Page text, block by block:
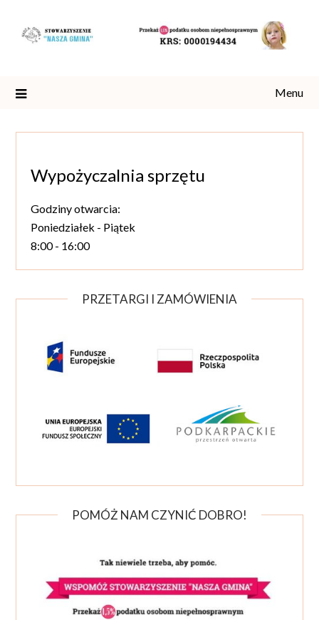
content
Menu
Wypożyczalnia sprzętu
Godziny otwarcia:
Poniedziałek - Piątek
8:00 - 16:00
PRZETARGI I ZAMÓWIENIA
POMÓŻ NAM CZYNIĆ DOBRO!